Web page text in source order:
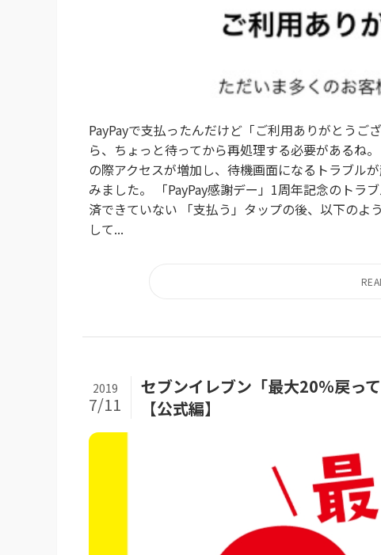
PayPayで支払ったんだけど「ご利用ありがとう
ら、ちょっと待ってから再処理する必要があるね
の際アクセスが増加し、待機画面になるトラブル
みました。 「PayPay感謝デー」1周年記念のトラ
済できていない 「支払う」タップの後、以下のよ
して...
セブンイレブン「最大20％戻っ
【公式編】
2019
7/11